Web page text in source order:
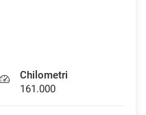
Chilometri
161.000